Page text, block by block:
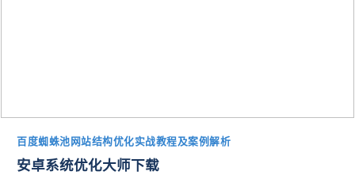
百度蜘蛛池网站结构优化实战教程及案例解析
安卓系统优化大师下载